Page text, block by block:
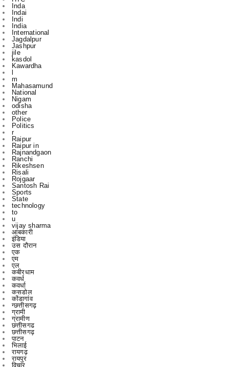
International
Jagdalpur
Jashpur
jile
kasdol
Kawardha
l
m
Mahasamund
National
Nigam
odisha
other
Police
Politics
r
Raipur
Raipur in
Rajnandgaon
Ranchi
Rikeshsen
Risali
Rojgaar
Santosh Rai
Sports
State
technology
to
u
vijay sharma
आबकारी
इंडिया
उस दौरान
एक
एम
एल
कबीरधाम
कवर्ध
कवर्धा
कसडोल
कोंडागांव
ग्छत्तीसगढ़
ग्रामी
ग्रामीण
छत्तीसगढ
छत्तीसगढ़
पाटन
भिलाई
रायगढ़
रायपुर
विचार
विचार मंथन
विचारमंथन
शहर
शहरChhattisgarrh